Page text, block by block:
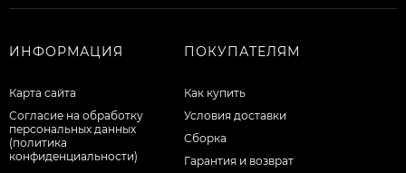
ИНФОРМАЦИЯ
Карта сайта
Согласие на обработку
персональных данных
(политика
конфиденциальности)
ПОКУПАТЕЛЯМ
Как купить
Условия доставки
Сборка
Гарантия и возврат